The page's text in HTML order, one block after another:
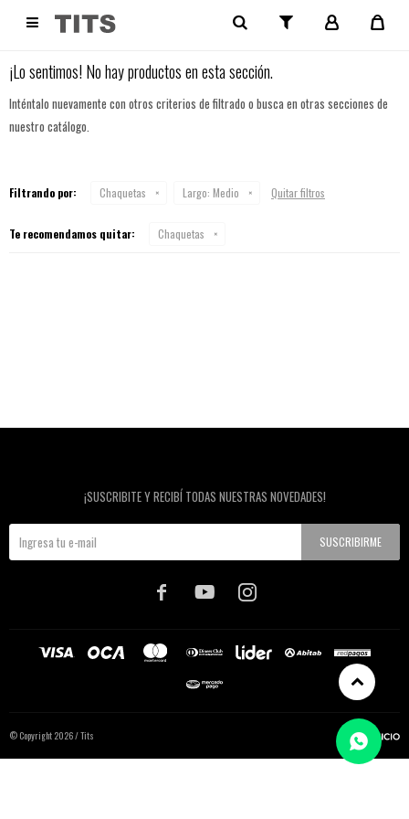
 NO SE HAN RECUPERADO PRODUCTOS
¡Lo sentimos! No hay productos en esta sección.
Inténtalo nuevamente con otros criterios de filtrado o busca en otras secciones de
nuestro catálogo.
Filtrando por: Chaquetas Largo: Medio Quitar filtros
Te recomendamos quitar: Chaquetas
¡SUSCRIBITE Y RECIBÍ TODAS NUESTRAS NOVEDADES!
SUSCRIBIRME
  
© Copyright 2026 / Tits